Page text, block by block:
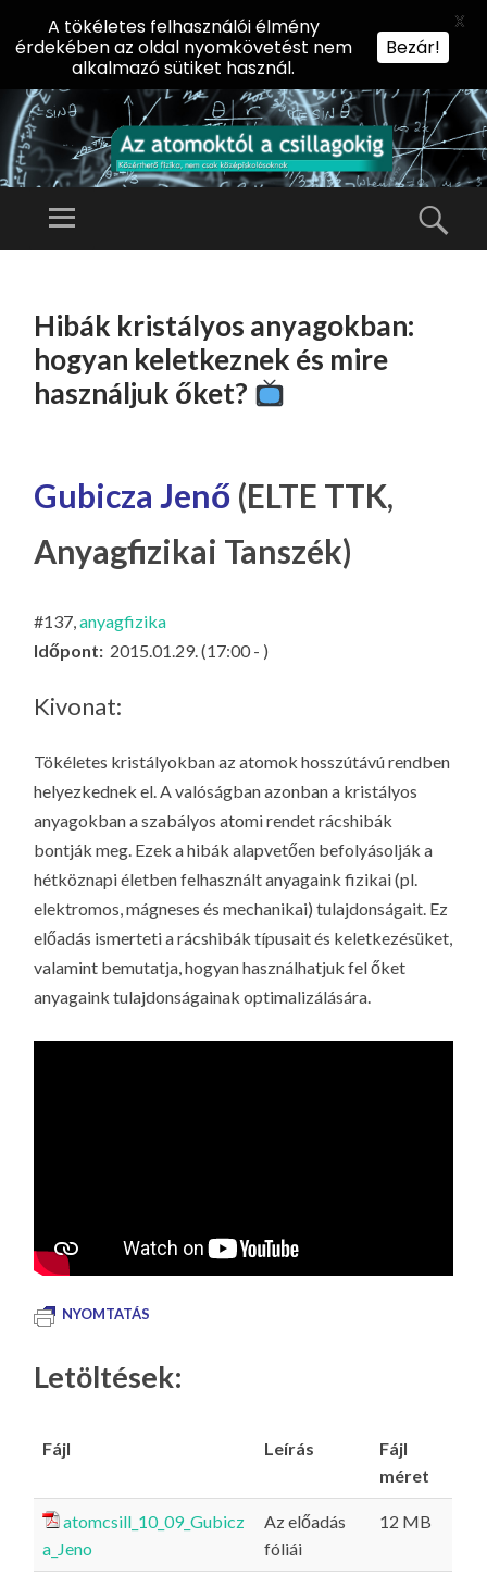
AZ
KT
Ó
L
IL
LA
G
O
Előadássorozat
Természettudományi
Kar Fizikai
Menü
TARTALOMHOZ
Hibák kristályos anyagokban:
hogyan keletkeznek és mire
használjuk őket?
Gubicza Jenő (ELTE TTK,
Anyagfizikai Tanszék)
#137,anyagfizika
Időpont: 2015.01.29. (17:00 - )
Kivonat:
Tökéletes kristályokban az atomok hosszútávú rendben
helyezkednek el. A valóságban azonban a kristályos
anyagokban a szabályos atomi rendet rácshibák
bontják meg. Ezek a hibák alapvetően befolyásolják a
hétköznapi életben felhasznált anyagaink fizikai (pl.
elektromos, mágneses és mechanikai) tulajdonságait. Ez
előadás ismerteti a rácshibák típusait és keletkezésüket,
valamint bemutatja, hogyan használhatjuk fel őket
anyagaink tulajdonságainak optimalizálására.
NYOMTATÁS
Letöltések:
Fájl Leírás
Fájl
méret
atomcsill_10_09_Gubicz
a_Jeno
Az előadás
fóliái
12 MB
A tökéletes felhasználói élmény
érdekében az oldal nyomkövetést nem
alkalmazó sütiket használ.
Bezár!
X